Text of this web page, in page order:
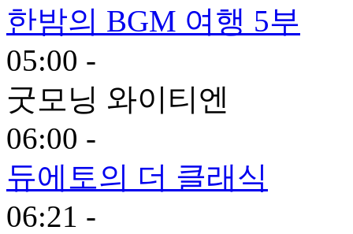
한밤의 BGM 여행 5부
05:00 -
굿모닝 와이티엔
06:00 -
듀에토의 더 클래식
06:21 -